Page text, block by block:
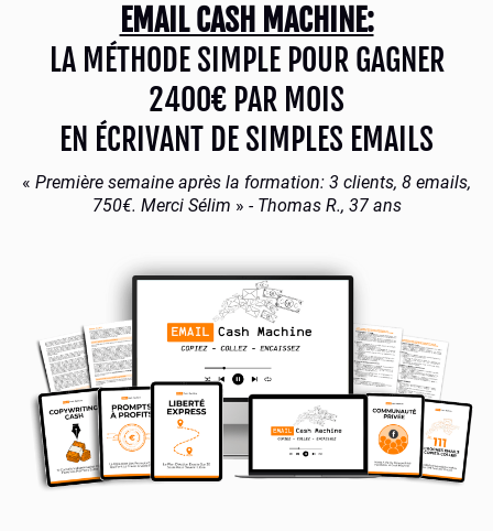
EMAIL CASH MACHINE:
LA MÉTHODE SIMPLE POUR GAGNER
2400€ PAR MOIS
EN ÉCRIVANT DE SIMPLES EMAILS
« Première semaine après la formation: 3 clients, 8 emails,
750€. Merci Sélim » - Thomas R., 37 ans